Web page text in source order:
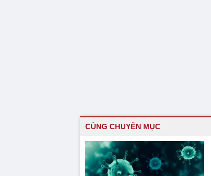
CÙNG CHUYÊN MỤC